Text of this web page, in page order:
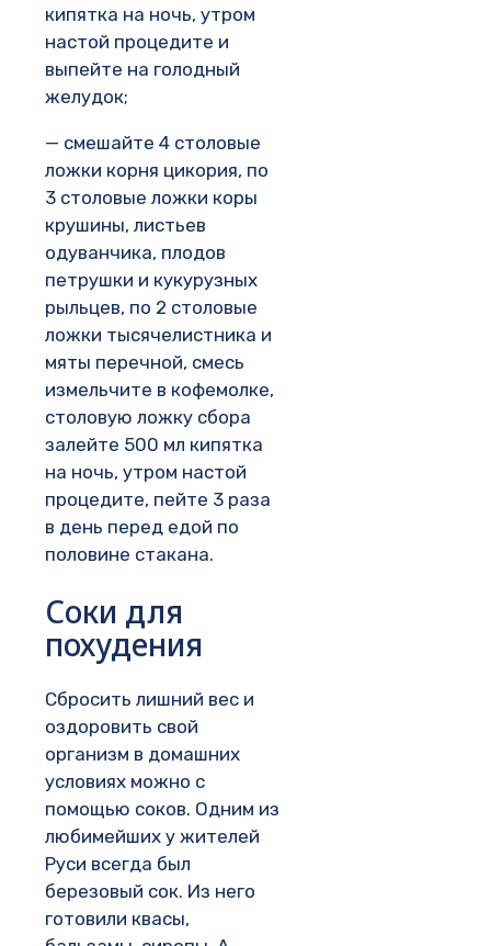
кипятка на ночь, утром
настой процедите и
выпейте на голодный
желудок;
— смешайте 4 столовые
ложки корня цикория, по
3 столовые ложки коры
крушины, листьев
одуванчика, плодов
петрушки и кукурузных
рыльцев, по 2 столовые
ложки тысячелистника и
мяты перечной, смесь
измельчите в кофемолке,
столовую ложку сбора
залейте 500 мл кипятка
на ночь, утром настой
процедите, пейте 3 раза
в день перед едой по
половине стакана.
Соки для
похудения
Сбросить лишний вес и
оздоровить свой
организм в домашних
условиях можно с
помощью соков. Одним из
любимейших у жителей
Руси всегда был
березовый сок. Из него
готовили квасы,